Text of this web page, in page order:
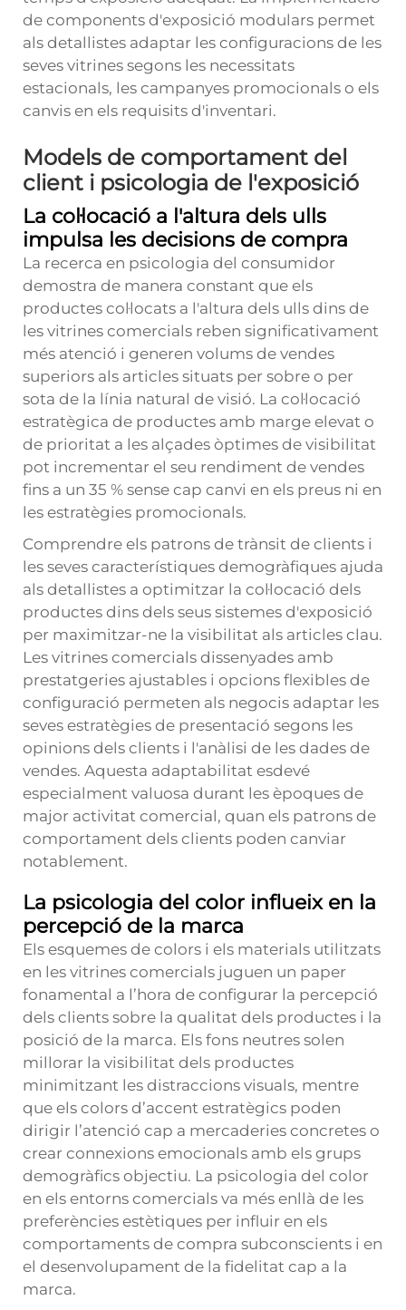
de components d'exposició modulars permet
als detallistes adaptar les configuracions de les
seves vitrines segons les necessitats
estacionals, les campanyes promocionals o els
canvis en els requisits d'inventari.
Models de comportament del
client i psicologia de l'exposició
La col·locació a l'altura dels ulls
impulsa les decisions de compra
La recerca en psicologia del consumidor
demostra de manera constant que els
productes col·locats a l'altura dels ulls dins de
les vitrines comercials reben significativament
més atenció i generen volums de vendes
superiors als articles situats per sobre o per
sota de la línia natural de visió. La col·locació
estratègica de productes amb marge elevat o
de prioritat a les alçades òptimes de visibilitat
pot incrementar el seu rendiment de vendes
fins a un 35 % sense cap canvi en els preus ni en
les estratègies promocionals.
Comprendre els patrons de trànsit de clients i
les seves característiques demogràfiques ajuda
als detallistes a optimitzar la col·locació dels
productes dins dels seus sistemes d'exposició
per maximitzar-ne la visibilitat als articles clau.
Les vitrines comercials dissenyades amb
prestatgeries ajustables i opcions flexibles de
configuració permeten als negocis adaptar les
seves estratègies de presentació segons les
opinions dels clients i l'anàlisi de les dades de
vendes. Aquesta adaptabilitat esdevé
especialment valuosa durant les èpoques de
major activitat comercial, quan els patrons de
comportament dels clients poden canviar
notablement.
La psicologia del color influeix en la
percepció de la marca
Els esquemes de colors i els materials utilitzats
en les vitrines comercials juguen un paper
fonamental a l’hora de configurar la percepció
dels clients sobre la qualitat dels productes i la
posició de la marca. Els fons neutres solen
millorar la visibilitat dels productes
minimitzant les distraccions visuals, mentre
que els colors d’accent estratègics poden
dirigir l’atenció cap a mercaderies concretes o
crear connexions emocionals amb els grups
demogràfics objectiu. La psicologia del color
en els entorns comercials va més enllà de les
preferències estètiques per influir en els
comportaments de compra subconscients i en
el desenvolupament de la fidelitat cap a la
marca.